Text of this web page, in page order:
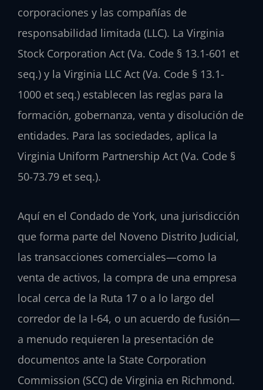
corporaciones y las compañías de
responsabilidad limitada (LLC). La Virginia
Stock Corporation Act (Va. Code § 13.1-601 et
seq.) y la Virginia LLC Act (Va. Code § 13.1-
1000 et seq.) establecen las reglas para la
formación, gobernanza, venta y disolución de
entidades. Para las sociedades, aplica la
Virginia Uniform Partnership Act (Va. Code §
50-73.79 et seq.).
Aquí en el Condado de York, una jurisdicción
que forma parte del Noveno Distrito Judicial,
las transacciones comerciales—como la
venta de activos, la compra de una empresa
local cerca de la Ruta 17 o a lo largo del
corredor de la I-64, o un acuerdo de fusión—
a menudo requieren la presentación de
documentos ante la State Corporation
Commission (SCC) de Virginia en Richmond.